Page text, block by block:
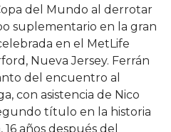
del Mundo al derrotar
suplementario en la gran
en el MetLife
Nueva Jersey. Ferrán
del encuentro al
con asistencia de Nico
título en la historia
años después del